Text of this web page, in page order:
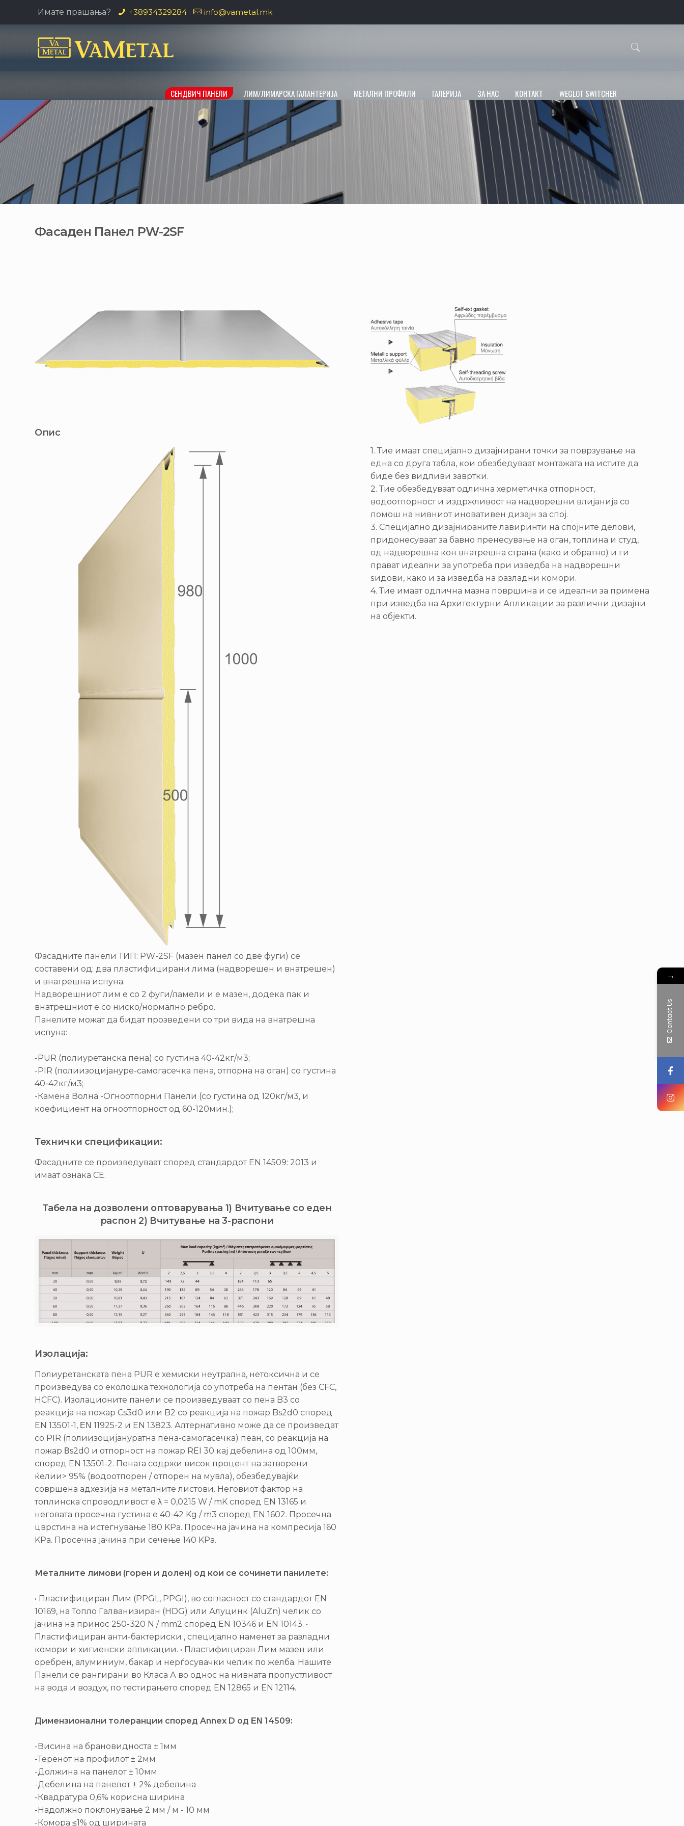
Имате прашања? +38934329284 info@vametal.mk
СЕНДВИЧ ПАНЕЛИ ЛИМ/ЛИМАРСКА ГАЛАНТЕРИЈА МЕТАЛНИ ПРОФИЛИ ГАЛЕРИЈА ЗА НАС КОНТАКТ WEGLOT SWITCHER
Фасаден Панел PW-2SF
Опис
Фасадните панели ТИП: PW-2SF (мазен панел со две фуги) се
составени од: два пластифицирани лима (надворешен и внатрешен)
и внатрешна испуна.
Надворешниот лим е со 2 фуги/ламели и е мазен, додека пак и
внатрешниот е со ниско/нормално ребро.
Панелите можат да бидат прозведени со три вида на внатрешна
испуна:
-PUR (полиуретанска пена) со густина 40-42кг/м3;
-PIR (полиизоцијануре-самогасечка пена, отпорна на оган) со густина
40-42кг/м3;
-Камена Волна -Огноотпорни Панели (со густина од 120кг/м3, и
коефициент на огноотпорност од 60-120мин.);
Технички спецификации:
Фасадните се произведуваат според стандардот EN 14509: 2013 и
имаат ознака CE.
Табела на дозволени оптоварувања 1) Вчитување со еден
распон 2) Вчитување на 3-распони
Изолација:
Полиуретанската пена PUR е хемиски неутрална, нетоксична и се
произведува со еколошка технологија со употреба на пентан (без CFC,
HCFC). Изолационите панели се произведуваат со пена B3 со
реакција на пожар Cs3d0 или B2 со реакција на пожар Bs2d0 според
EN 13501-1, ΕΝ 11925-2 и EN 13823. Алтернативно може да се произведат
со PIR (полиизоцијануратна пена-самогасечка) пеан, со реакција на
пожар Βs2d0 и отпорност на пожар REI 30 кај дебелина од 100мм,
според EN 13501-2. Пената содржи висок процент на затворени
ќелии> 95% (водоотпорен / отпорен на мувла), обезбедувајќи
совршена адхезија на металните листови. Неговиот фактор на
топлинска спроводливост е λ = 0,0215 W / mK според EN 13165 и
неговата просечна густина е 40-42 Kg / m3 според EN 1602. Просечна
цврстина на истегнување 180 KPa. Просечна јачина на компресија 160
KPa. Просечна јачина при сечење 140 KPa.
Металните лимови (горен и долен) од кои се сочинети панилете:
• Пластифициран Лим (PPGL, PPGI), во согласност со стандардот EN
10169, на Топло Галванизиран (HDG) или Алуцинк (AluZn) челик со
јачина на принос 250-320 N / mm2 според EN 10346 и EN 10143. •
Пластифициран анти-бактериски , специјално наменет за разладни
комори и хигиенски апликации. • Пластифициран Лим мазен или
оребрен, алуминиум, бакар и нерѓосувачки челик по желба. Нашите
Панели се рангирани во Класа А во однос на нивната пропустливост
на вода и воздух, по тестирањето според EN 12865 и EN 12114.
Димензионални толеранции според Annex D од ΕΝ 14509:
-Висина на брановидноста ± 1мм
-Теренот на профилот ± 2мм
-Должина на панелот ± 10мм
-Дебелина на панелот ± 2% дебелина
-Квадратура 0,6% корисна ширина
-Надолжно поклонување 2 мм / м - 10 мм
-Комора ≤1% од ширината
1. Тие имаат специјално дизајнирани точки за поврзување на
една со друга табла, кои обезбедуваат монтажата на истите да
биде без видливи завртки.
2. Тие обезбедуваат одлична херметичка отпорност,
водоотпорност и издржливост на надворешни влијанија со
помош на нивниот иновативен дизајн за спој.
3. Специјално дизајнираните лавиринти на спојните делови,
придонесуваат за бавно пренесување на оган, топлина и студ,
од надворешна кон внатрешна страна (како и обратно) и ги
прават идеални за употреба при изведба на надворешни
ѕидови, како и за изведба на разладни комори.
4. Тие имаат одлична мазна површина и се идеални за примена
при изведба на Архитектурни Апликации за различни дизајни
на објекти.
→
Contact Us